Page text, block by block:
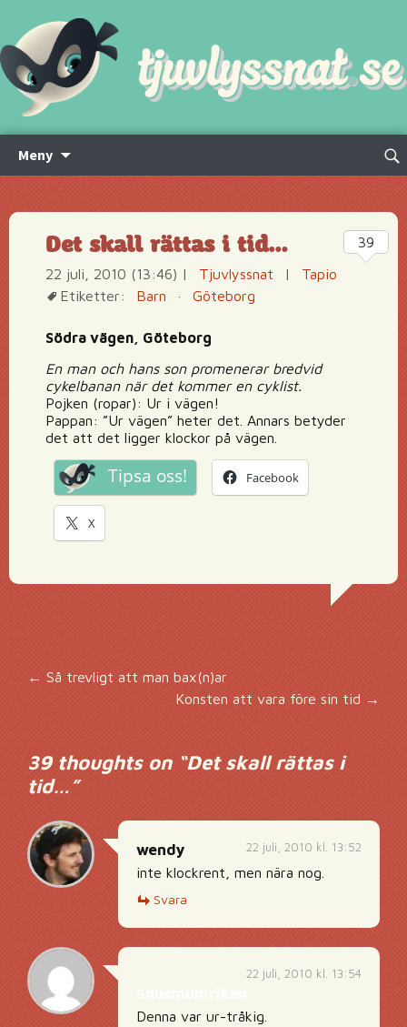
Meny
innehåll
Sök
Det skall rättas i tid…
22 juli, 2010 (13:46) | Tjuvlyssnat |
Tapio
Etiketter:
Barn · Göteborg
Södra vägen, Göteborg
En man och hans son promenerar bredvid
cykelbanan när det kommer en cyklist.
Pojken (ropar): Ur i vägen!
Pappan: ”Ur vägen” heter det. Annars betyder
det att det ligger klockor på vägen.
Tipsa oss! Facebook
X
39
Inläggsnavigering
← Så trevligt att man bax(n)ar
Konsten att vara före sin tid →
39 thoughts on “Det skall rättas i
tid…”
22 juli, 2010 kl. 13:52
wendy
inte klockrent, men nära nog.
Svara
22 juli, 2010 kl. 13:54
Denna var ur-tråkig.